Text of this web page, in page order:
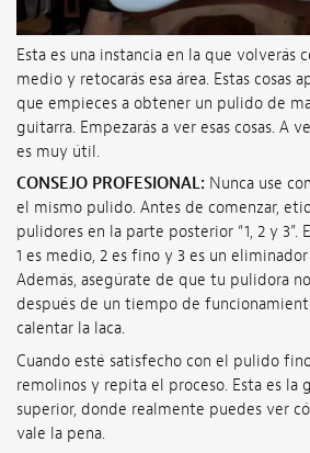
Esta es una instancia en la que volverás
medio y retocarás esa área. Estas cosas
que empieces a obtener un pulido de
guitarra. Empezarás a ver esas cosas. A
es muy útil.
CONSEJO PROFESIONAL: Nunca use
el mismo pulido. Antes de comenzar,
pulidores en la parte posterior “1, 2 y 3”.
1 es medio, 2 es fino y 3 es un
Además, asegúrate de que tu pulidora
después de un tiempo de
calentar la laca.
Cuando esté satisfecho con el pulido
remolinos y repita el proceso. Esta es la
superior, donde realmente puedes ver
vale la pena.